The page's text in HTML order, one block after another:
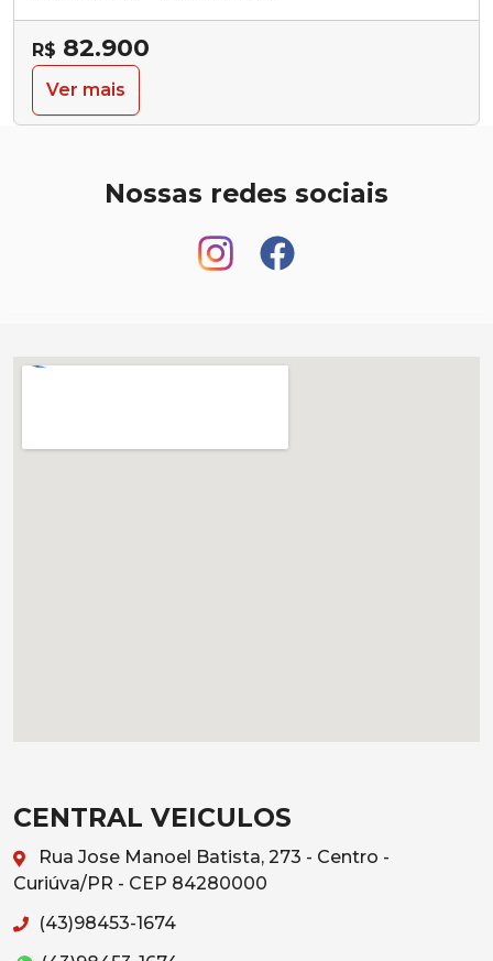
R$ 82.900
Ver mais
Nossas redes sociais
CENTRAL VEICULOS
Rua Jose Manoel Batista, 273 - Centro -
Curiúva/PR - CEP 84280000
(43)98453-1674